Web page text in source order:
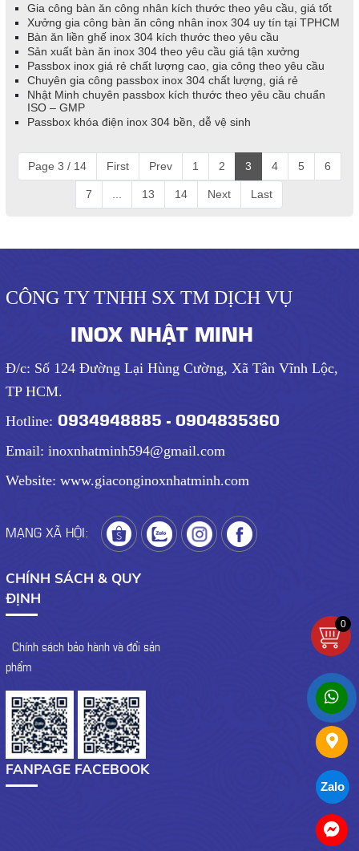
Gia công bàn ăn công nhân kích thước theo yêu cầu, giá tốt
Xưởng gia công bàn ăn công nhân inox 304 uy tín tại TPHCM
Bàn ăn liền ghế inox 304 kích thước theo yêu cầu
Sản xuất bàn ăn inox 304 theo yêu cầu giá tận xưởng
Passbox inox giá rẻ chất lượng cao, gia công theo yêu cầu
Chuyên gia công passbox inox 304 chất lượng, giá rẻ
Nhật Minh chuyên passbox kích thước theo yêu cầu chuẩn
ISO – GMP
Passbox khóa điện inox 304 bền, dễ vệ sinh
Page 3 / 14 First Prev 1 2 3 4 5 6
7 13 14 Next Last
CÔNG TY TNHH SX TM DỊCH VỤ
INOX NHẬT MINH
Đ/c: Số 124 Đường Lại Hùng Cường, Xã Tân Vĩnh Lộc,
TP HCM.
Hotline: 0934948885 - 0904835360
Email: inoxnhatminh594@gmail.com
Website: www.giaconginoxnhatminh.com
MẠNG XÃ HỘI:
CHÍNH SÁCH & QUY
ĐỊNH
- Chính sách bảo hành và đổi sản
phẩm
FANPAGE FACEBOOK
Zalo
0